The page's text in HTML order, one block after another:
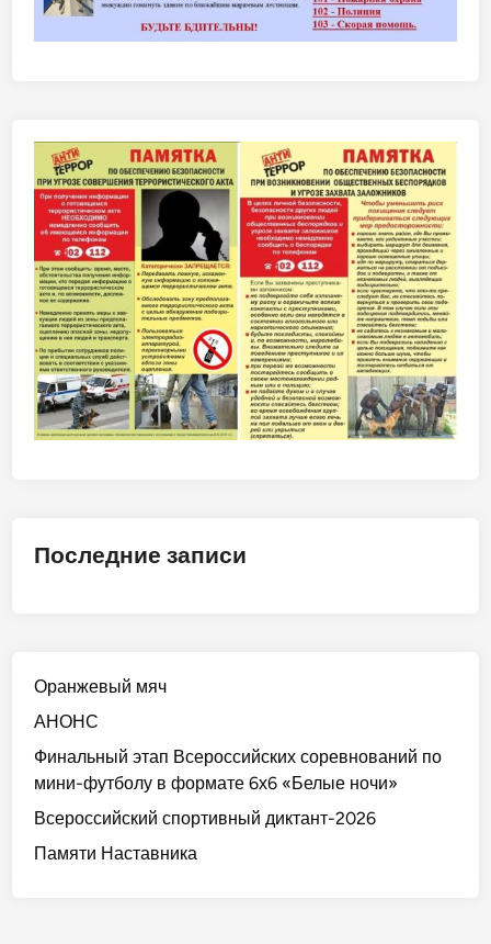
Последние записи
Оранжевый мяч
АНОНС
Финальный этап Всероссийских соревнований по
мини-футболу в формате 6х6 «Белые ночи»
Всероссийский спортивный диктант-2026
Памяти Наставника